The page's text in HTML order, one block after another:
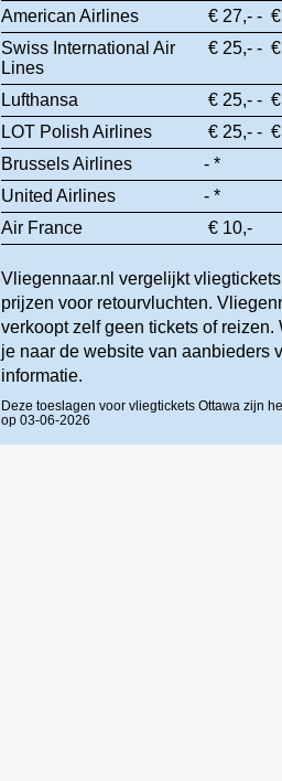
American Airlines
€ 27,- -
Swiss International Air
Lines
€ 25,- -
Lufthansa
€ 25,- -
LOT Polish Airlines
€ 25,- -
Brussels Airlines
- *
United Airlines
- *
Air France
€ 10,-
Vliegennaar.nl vergelijkt
prijzen voor retourvluchten.
verkoopt zelf geen tickets of reizen.
je naar de website van aanbieders
informatie.
Deze toeslagen voor vliegtickets Ottawa zijn
op 03-06-2026